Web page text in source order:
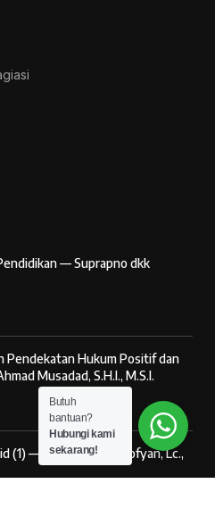
— Suprapno dkk
Pendekatan Hukum Positif dan
Musadad, S.H.I., M.S.I.
(1) — Dr. Nur Baety Sofyan, Lc.,
Butuh
bantuan?
Hubungi kami
sekarang!